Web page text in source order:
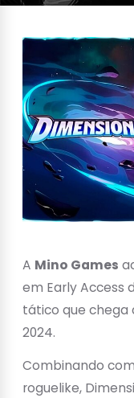
A Mino Games
em Early Access
tático que chega
2024.
Combinando
roguelike,